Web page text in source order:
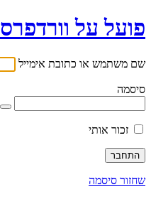
פועל על וורדפרס
שם משתמש או כתובת אימייל
סיסמה
זכור אותי
שחזור סיסמה